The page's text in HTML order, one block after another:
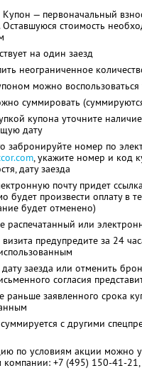
Купон — первоначальный
Оставшуюся стоимость
на один заезд
неограниченное
можно воспользоваться
суммировать
купона уточните
дату
забронируйте номер по
, укажите номер и код
дату заезда
почту придет
будет произвести оплату в
будет отменено)
распечатанный или
предупредите за 24
дату заезда или отменить
согласия
раньше заявленного срока
с другими
по условиям акции можно
компании: +7 (495) 150-41-21,